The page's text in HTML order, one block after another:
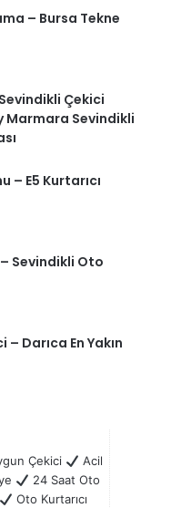
– Bursa Tekne
Çekici
Marmara Sevindikli
– E5 Kurtarıcı
Sevindikli Oto
Darıca En Yakın
Çekici
Acil
24 Saat Oto
Oto Kurtarıcı